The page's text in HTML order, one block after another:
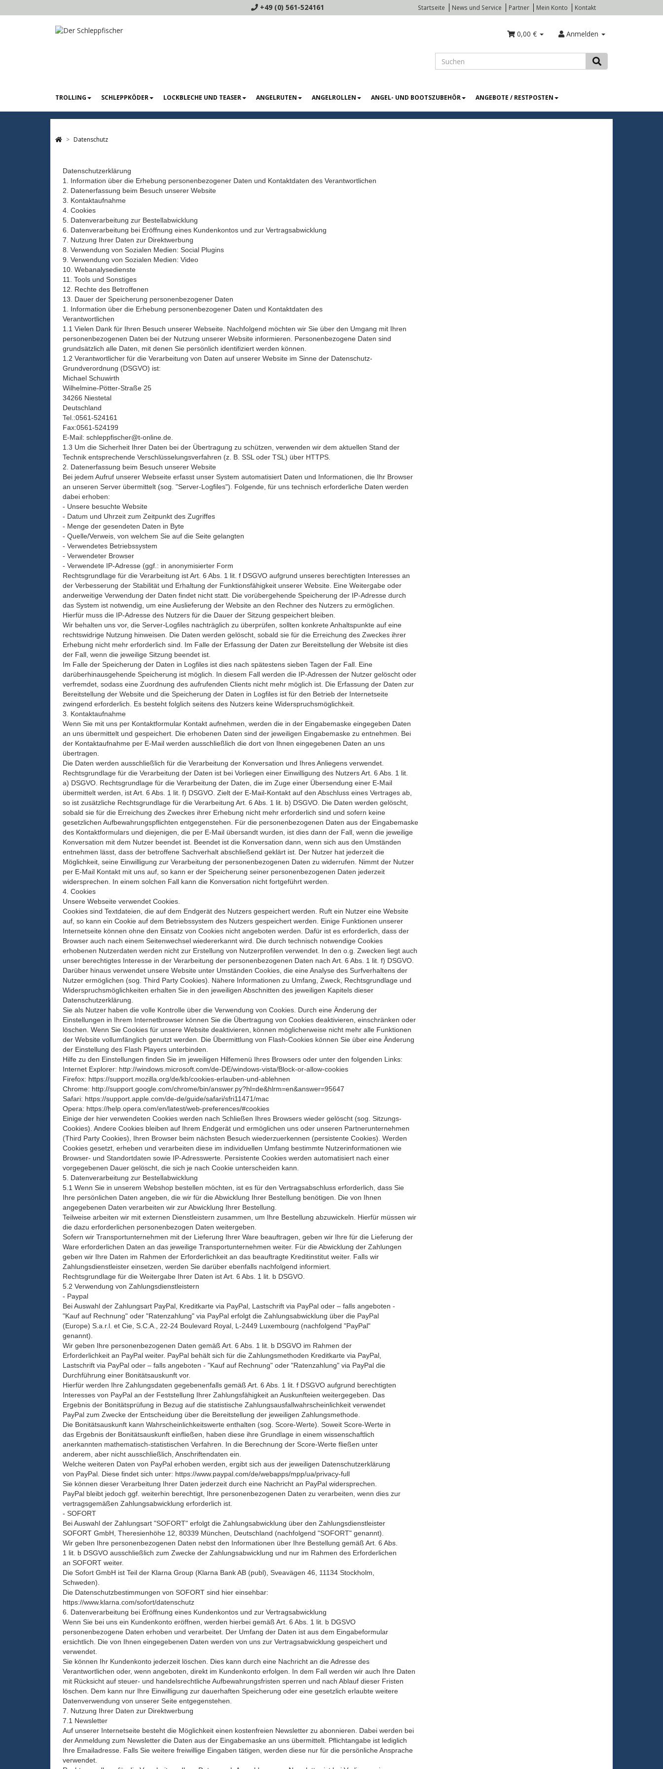
+49 (0) 561-524161 Startseite News und Service Partner Mein Konto Kontakt
Anmelden
0,00 €
TROLLING SCHLEPPKÖDER LOCKBLECHE UND TEASER ANGELRUTEN ANGELROLLEN ANGEL- UND BOOTSZUBEHÖR ANGEBOTE / RESTPOSTEN
Datenschutz
Datenschutzerklärung
1. Information über die Erhebung personenbezogener Daten und Kontaktdaten des Verantwortlichen
2. Datenerfassung beim Besuch unserer Website
3. Kontaktaufnahme
4. Cookies
5. Datenverarbeitung zur Bestellabwicklung
6. Datenverarbeitung bei Eröffnung eines Kundenkontos und zur Vertragsabwicklung
7. Nutzung Ihrer Daten zur Direktwerbung
8. Verwendung von Sozialen Medien: Social Plugins
9. Verwendung von Sozialen Medien: Video
10. Webanalysedienste
11. Tools und Sonstiges
12. Rechte des Betroffenen
13. Dauer der Speicherung personenbezogener Daten
1. Information über die Erhebung personenbezogener Daten und Kontaktdaten des
Verantwortlichen
1.1 Vielen Dank für Ihren Besuch unserer Webseite. Nachfolgend möchten wir Sie über den Umgang mit Ihren
personenbezogenen Daten bei der Nutzung unserer Website informieren. Personenbezogene Daten sind
grundsätzlich alle Daten, mit denen Sie persönlich identifiziert werden können.
1.2 Verantwortlicher für die Verarbeitung von Daten auf unserer Website im Sinne der Datenschutz-
Grundverordnung (DSGVO) ist:
Michael Schuwirth
Wilhelmine-Pötter-Straße 25
34266 Niestetal
Deutschland
Tel.:0561-524161
Fax:0561-524199
E-Mail: schleppfischer@t-online.de.
1.3 Um die Sicherheit Ihrer Daten bei der Übertragung zu schützen, verwenden wir dem aktuellen Stand der
Technik entsprechende Verschlüsselungsverfahren (z. B. SSL oder TSL) über HTTPS.
2. Datenerfassung beim Besuch unserer Website
Bei jedem Aufruf unserer Webseite erfasst unser System automatisiert Daten und Informationen, die Ihr Browser
an unseren Server übermittelt (sog. "Server-Logfiles"). Folgende, für uns technisch erforderliche Daten werden
dabei erhoben:
- Unsere besuchte Website
- Datum und Uhrzeit zum Zeitpunkt des Zugriffes
- Menge der gesendeten Daten in Byte
- Quelle/Verweis, von welchem Sie auf die Seite gelangten
- Verwendetes Betriebssystem
- Verwendeter Browser
- Verwendete IP-Adresse (ggf.: in anonymisierter Form
Rechtsgrundlage für die Verarbeitung ist Art. 6 Abs. 1 lit. f DSGVO aufgrund unseres berechtigten Interesses an
der Verbesserung der Stabilität und Erhaltung der Funktionsfähigkeit unserer Website. Eine Weitergabe oder
anderweitige Verwendung der Daten findet nicht statt. Die vorübergehende Speicherung der IP-Adresse durch
das System ist notwendig, um eine Auslieferung der Website an den Rechner des Nutzers zu ermöglichen.
Hierfür muss die IP-Adresse des Nutzers für die Dauer der Sitzung gespeichert bleiben.
Wir behalten uns vor, die Server-Logfiles nachträglich zu überprüfen, sollten konkrete Anhaltspunkte auf eine
rechtswidrige Nutzung hinweisen. Die Daten werden gelöscht, sobald sie für die Erreichung des Zweckes ihrer
Erhebung nicht mehr erforderlich sind. Im Falle der Erfassung der Daten zur Bereitstellung der Website ist dies
der Fall, wenn die jeweilige Sitzung beendet ist.
Im Falle der Speicherung der Daten in Logfiles ist dies nach spätestens sieben Tagen der Fall. Eine
darüberhinausgehende Speicherung ist möglich. In diesem Fall werden die IP-Adressen der Nutzer gelöscht oder
verfremdet, sodass eine Zuordnung des aufrufenden Clients nicht mehr möglich ist. Die Erfassung der Daten zur
Bereitstellung der Website und die Speicherung der Daten in Logfiles ist für den Betrieb der Internetseite
zwingend erforderlich. Es besteht folglich seitens des Nutzers keine Widerspruchsmöglichkeit.
3. Kontaktaufnahme
Wenn Sie mit uns per Kontaktformular Kontakt aufnehmen, werden die in der Eingabemaske eingegeben Daten
an uns übermittelt und gespeichert. Die erhobenen Daten sind der jeweiligen Eingabemaske zu entnehmen. Bei
der Kontaktaufnahme per E-Mail werden ausschließlich die dort von Ihnen eingegebenen Daten an uns
übertragen.
Die Daten werden ausschließlich für die Verarbeitung der Konversation und Ihres Anliegens verwendet.
Rechtsgrundlage für die Verarbeitung der Daten ist bei Vorliegen einer Einwilligung des Nutzers Art. 6 Abs. 1 lit.
a) DSGVO. Rechtsgrundlage für die Verarbeitung der Daten, die im Zuge einer Übersendung einer E-Mail
übermittelt werden, ist Art. 6 Abs. 1 lit. f) DSGVO. Zielt der E-Mail-Kontakt auf den Abschluss eines Vertrages ab,
so ist zusätzliche Rechtsgrundlage für die Verarbeitung Art. 6 Abs. 1 lit. b) DSGVO. Die Daten werden gelöscht,
sobald sie für die Erreichung des Zweckes ihrer Erhebung nicht mehr erforderlich sind und sofern keine
gesetzlichen Aufbewahrungspflichten entgegenstehen. Für die personenbezogenen Daten aus der Eingabemaske
des Kontaktformulars und diejenigen, die per E-Mail übersandt wurden, ist dies dann der Fall, wenn die jeweilige
Konversation mit dem Nutzer beendet ist. Beendet ist die Konversation dann, wenn sich aus den Umständen
entnehmen lässt, dass der betroffene Sachverhalt abschließend geklärt ist. Der Nutzer hat jederzeit die
Möglichkeit, seine Einwilligung zur Verarbeitung der personenbezogenen Daten zu widerrufen. Nimmt der Nutzer
per E-Mail Kontakt mit uns auf, so kann er der Speicherung seiner personenbezogenen Daten jederzeit
widersprechen. In einem solchen Fall kann die Konversation nicht fortgeführt werden.
4. Cookies
Unsere Webseite verwendet Cookies.
Cookies sind Textdateien, die auf dem Endgerät des Nutzers gespeichert werden. Ruft ein Nutzer eine Website
auf, so kann ein Cookie auf dem Betriebssystem des Nutzers gespeichert werden. Einige Funktionen unserer
Internetseite können ohne den Einsatz von Cookies nicht angeboten werden. Dafür ist es erforderlich, dass der
Browser auch nach einem Seitenwechsel wiedererkannt wird. Die durch technisch notwendige Cookies
erhobenen Nutzerdaten werden nicht zur Erstellung von Nutzerprofilen verwendet. In den o.g. Zwecken liegt auch
unser berechtigtes Interesse in der Verarbeitung der personenbezogenen Daten nach Art. 6 Abs. 1 lit. f) DSGVO.
Darüber hinaus verwendet unsere Website unter Umständen Cookies, die eine Analyse des Surfverhaltens der
Nutzer ermöglichen (sog. Third Party Cookies). Nähere Informationen zu Umfang, Zweck, Rechtsgrundlage und
Widerspruchsmöglichkeiten erhalten Sie in den jeweiligen Abschnitten des jeweiligen Kapitels dieser
Datenschutzerklärung.
Sie als Nutzer haben die volle Kontrolle über die Verwendung von Cookies. Durch eine Änderung der
Einstellungen in Ihrem Internetbrowser können Sie die Übertragung von Cookies deaktivieren, einschränken oder
löschen. Wenn Sie Cookies für unsere Website deaktivieren, können möglicherweise nicht mehr alle Funktionen
der Website vollumfänglich genutzt werden. Die Übermittlung von Flash-Cookies können Sie über eine Änderung
der Einstellung des Flash Players unterbinden.
Hilfe zu den Einstellungen finden Sie im jeweiligen Hilfemenü Ihres Browsers oder unter den folgenden Links:
Internet Explorer: http://windows.microsoft.com/de-DE/windows-vista/Block-or-allow-cookies
Firefox: https://support.mozilla.org/de/kb/cookies-erlauben-und-ablehnen
Chrome: http://support.google.com/chrome/bin/answer.py?hl=de&hlrm=en&answer=95647
Safari: https://support.apple.com/de-de/guide/safari/sfri11471/mac
Opera: https://help.opera.com/en/latest/web-preferences/#cookies
Einige der hier verwendeten Cookies werden nach Schließen Ihres Browsers wieder gelöscht (sog. Sitzungs-
Cookies). Andere Cookies bleiben auf Ihrem Endgerät und ermöglichen uns oder unseren Partnerunternehmen
(Third Party Cookies), Ihren Browser beim nächsten Besuch wiederzuerkennen (persistente Cookies). Werden
Cookies gesetzt, erheben und verarbeiten diese im individuellen Umfang bestimmte Nutzerinformationen wie
Browser- und Standortdaten sowie IP-Adresswerte. Persistente Cookies werden automatisiert nach einer
vorgegebenen Dauer gelöscht, die sich je nach Cookie unterscheiden kann.
5. Datenverarbeitung zur Bestellabwicklung
5.1 Wenn Sie in unserem Webshop bestellen möchten, ist es für den Vertragsabschluss erforderlich, dass Sie
Ihre persönlichen Daten angeben, die wir für die Abwicklung Ihrer Bestellung benötigen. Die von Ihnen
angegebenen Daten verarbeiten wir zur Abwicklung Ihrer Bestellung.
Teilweise arbeiten wir mit externen Dienstleistern zusammen, um Ihre Bestellung abzuwickeln. Hierfür müssen wir
die dazu erforderlichen personenbezogen Daten weitergeben.
Sofern wir Transportunternehmen mit der Lieferung Ihrer Ware beauftragen, geben wir Ihre für die Lieferung der
Ware erforderlichen Daten an das jeweilige Transportunternehmen weiter. Für die Abwicklung der Zahlungen
geben wir Ihre Daten im Rahmen der Erforderlichkeit an das beauftragte Kreditinstitut weiter. Falls wir
Zahlungsdienstleister einsetzen, werden Sie darüber ebenfalls nachfolgend informiert.
Rechtsgrundlage für die Weitergabe Ihrer Daten ist Art. 6 Abs. 1 lit. b DSGVO.
5.2 Verwendung von Zahlungsdienstleistern
- Paypal
Bei Auswahl der Zahlungsart PayPal, Kreditkarte via PayPal, Lastschrift via PayPal oder – falls angeboten -
"Kauf auf Rechnung" oder "Ratenzahlung" via PayPal erfolgt die Zahlungsabwicklung über die PayPal
(Europe) S.a.r.l. et Cie, S.C.A., 22-24 Boulevard Royal, L-2449 Luxembourg (nachfolgend "PayPal"
genannt).
Wir geben Ihre personenbezogenen Daten gemäß Art. 6 Abs. 1 lit. b DSGVO im Rahmen der
Erforderlichkeit an PayPal weiter. PayPal behält sich für die Zahlungsmethoden Kreditkarte via PayPal,
Lastschrift via PayPal oder – falls angeboten - "Kauf auf Rechnung" oder "Ratenzahlung" via PayPal die
Durchführung einer Bonitätsauskunft vor.
Hierfür werden Ihre Zahlungsdaten gegebenenfalls gemäß Art. 6 Abs. 1 lit. f DSGVO aufgrund berechtigten
Interesses von PayPal an der Feststellung Ihrer Zahlungsfähigkeit an Auskunfteien weitergegeben. Das
Ergebnis der Bonitätsprüfung in Bezug auf die statistische Zahlungsausfallwahrscheinlichkeit verwendet
PayPal zum Zwecke der Entscheidung über die Bereitstellung der jeweiligen Zahlungsmethode.
Die Bonitätsauskunft kann Wahrscheinlichkeitswerte enthalten (sog. Score-Werte). Soweit Score-Werte in
das Ergebnis der Bonitätsauskunft einfließen, haben diese ihre Grundlage in einem wissenschaftlich
anerkannten mathematisch-statistischen Verfahren. In die Berechnung der Score-Werte fließen unter
anderem, aber nicht ausschließlich, Anschriftendaten ein.
Welche weiteren Daten von PayPal erhoben werden, ergibt sich aus der jeweiligen Datenschutzerklärung
von PayPal. Diese findet sich unter: https://www.paypal.com/de/webapps/mpp/ua/privacy-full
Sie können dieser Verarbeitung Ihrer Daten jederzeit durch eine Nachricht an PayPal widersprechen.
PayPal bleibt jedoch ggf. weiterhin berechtigt, Ihre personenbezogenen Daten zu verarbeiten, wenn dies zur
vertragsgemäßen Zahlungsabwicklung erforderlich ist.
- SOFORT
Bei Auswahl der Zahlungsart "SOFORT" erfolgt die Zahlungsabwicklung über den Zahlungsdienstleister
SOFORT GmbH, Theresienhöhe 12, 80339 München, Deutschland (nachfolgend "SOFORT" genannt).
Wir geben Ihre personenbezogenen Daten nebst den Informationen über Ihre Bestellung gemäß Art. 6 Abs.
1 lit. b DSGVO ausschließlich zum Zwecke der Zahlungsabwicklung und nur im Rahmen des Erforderlichen
an SOFORT weiter.
Die Sofort GmbH ist Teil der Klarna Group (Klarna Bank AB (publ), Sveavägen 46, 11134 Stockholm,
Schweden).
Die Datenschutzbestimmungen von SOFORT sind hier einsehbar:
https://www.klarna.com/sofort/datenschutz
6. Datenverarbeitung bei Eröffnung eines Kundenkontos und zur Vertragsabwicklung
Wenn Sie bei uns ein Kundenkonto eröffnen, werden hierbei gemäß Art. 6 Abs. 1 lit. b DGSVO
personenbezogene Daten erhoben und verarbeitet. Der Umfang der Daten ist aus dem Eingabeformular
ersichtlich. Die von Ihnen eingegebenen Daten werden von uns zur Vertragsabwicklung gespeichert und
verwendet.
Sie können Ihr Kundenkonto jederzeit löschen. Dies kann durch eine Nachricht an die Adresse des
Verantwortlichen oder, wenn angeboten, direkt im Kundenkonto erfolgen. In dem Fall werden wir auch Ihre Daten
mit Rücksicht auf steuer- und handelsrechtliche Aufbewahrungsfristen sperren und nach Ablauf dieser Fristen
löschen. Dem kann nur Ihre Einwilligung zur dauerhaften Speicherung oder eine gesetzlich erlaubte weitere
Datenverwendung von unserer Seite entgegenstehen.
7. Nutzung Ihrer Daten zur Direktwerbung
7.1 Newsletter
Auf unserer Internetseite besteht die Möglichkeit einen kostenfreien Newsletter zu abonnieren. Dabei werden bei
der Anmeldung zum Newsletter die Daten aus der Eingabemaske an uns übermittelt. Pflichtangabe ist lediglich
Ihre Emailadresse. Falls Sie weitere freiwillige Eingaben tätigen, werden diese nur für die persönliche Ansprache
verwendet.